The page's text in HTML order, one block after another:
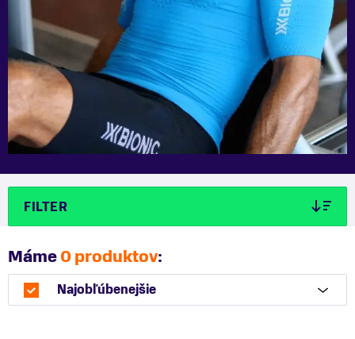
FILTER
Máme0 produktov:
Najobľúbenejšie